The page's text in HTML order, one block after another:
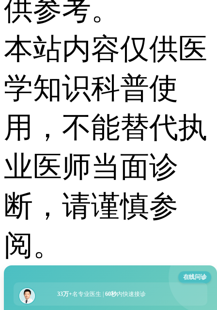
供参考。
本站内容仅供医
学知识科普使
用，不能替代执
业医师当面诊
断，请谨慎参
阅。
在线问诊
33万+名专业医生 | 60秒内快速接诊